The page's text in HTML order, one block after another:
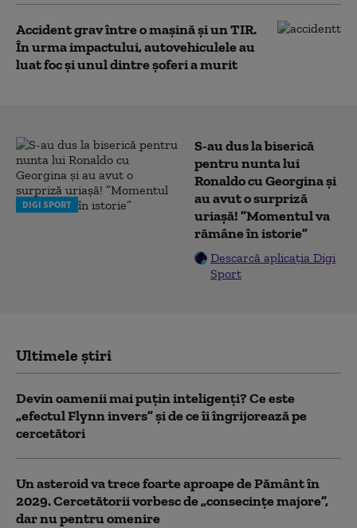
Accident grav între o mașină și un TIR.
În urma impactului, autovehiculele au
luat foc și unul dintre șoferi a murit
DIGI SPORT
S-au dus la biserică
pentru nunta lui
Ronaldo cu Georgina și
au avut o surpriză
uriașă! ”Momentul va
rămâne în istorie”
Descarcă aplicația Digi
Sport
Ultimele știri
Devin oamenii mai puțin inteligenți? Ce este
„efectul Flynn invers” și de ce îi îngrijorează pe
cercetători
Un asteroid va trece foarte aproape de Pământ în
2029. Cercetătorii vorbesc de „consecințe majore”,
dar nu pentru omenire